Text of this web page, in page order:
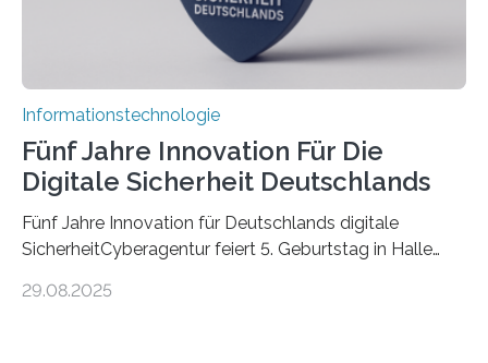
Informationstechnologie
Fünf Jahre Innovation Für Die
Digitale Sicherheit Deutschlands
Fünf Jahre Innovation für Deutschlands digitale
SicherheitCyberagentur feiert 5. Geburtstag in Halle
ErfolgeDie Agentur für Innovation in der
29.08.2025